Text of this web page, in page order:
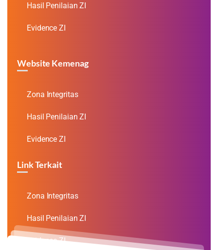
Hasil Penilaian ZI
Evidence ZI
Website Kemenag
Zona Integritas
Hasil Penilaian ZI
Evidence ZI
Link Terkait
Zona Integritas
Hasil Penilaian ZI
Evidence ZI